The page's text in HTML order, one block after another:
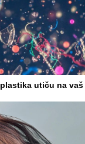
utiču na vaš